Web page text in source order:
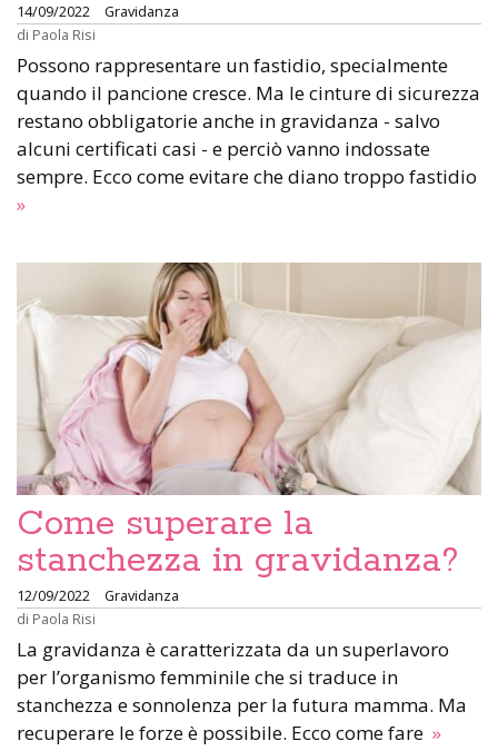
14/09/2022
Gravidanza
di Paola Risi
Possono rappresentare un fastidio, specialmente
quando il pancione cresce. Ma le cinture di sicurezza
restano obbligatorie anche in gravidanza - salvo
alcuni certificati casi - e perciò vanno indossate
sempre. Ecco come evitare che diano troppo fastidio
»
Come superare la
stanchezza in gravidanza?
12/09/2022
Gravidanza
di Paola Risi
La gravidanza è caratterizzata da un superlavoro
per l’organismo femminile che si traduce in
stanchezza e sonnolenza per la futura mamma. Ma
recuperare le forze è possibile. Ecco come fare »